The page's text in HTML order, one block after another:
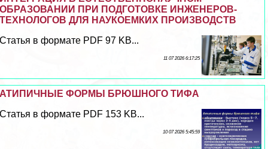
ОБРАЗОВАНИИ ПРИ ПОДГОТОВКЕ ИНЖЕНЕРОВ-
ТЕХНОЛОГОВ ДЛЯ НАУКОЕМКИХ ПРОИЗВОДСТВ
Статья в формате PDF 97 KB...
11 07 2026 6:17:25
АТИПИЧНЫЕ ФОРМЫ БРЮШНОГО ТИФА
Статья в формате PDF 153 KB...
10 07 2026 5:45:59